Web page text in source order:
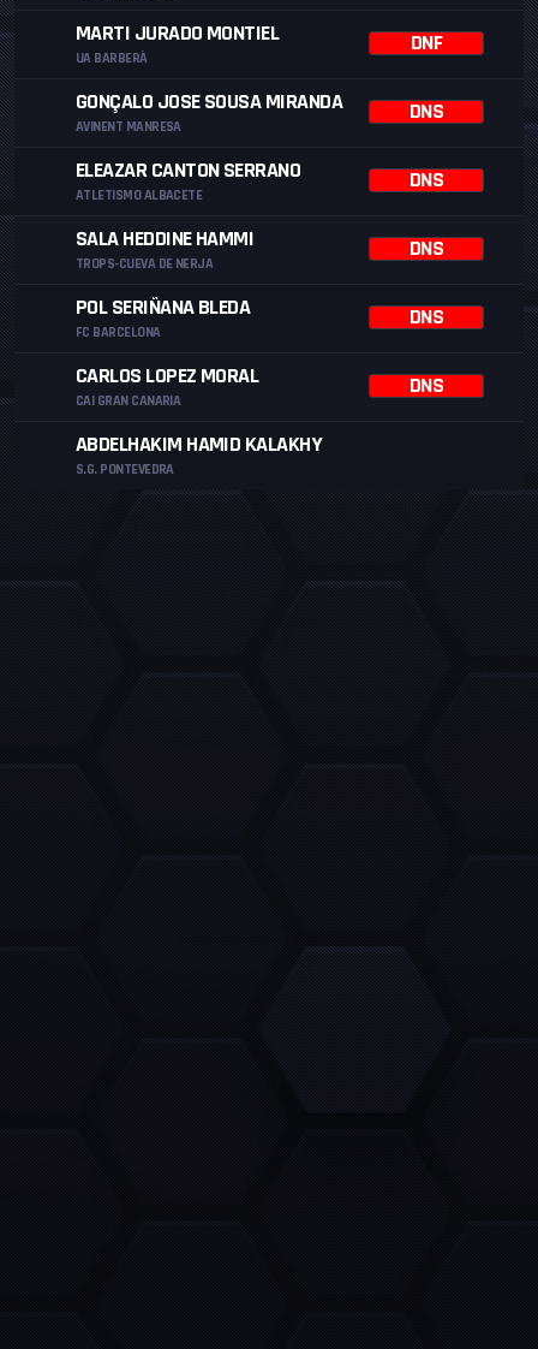
MARTI JURADO MONTIEL
UA BARBERÀ
DNF
GONÇALO JOSE SOUSA MIRANDA
AVINENT MANRESA
DNS
ELEAZAR CANTON SERRANO
ATLETISMO ALBACETE
DNS
SALA HEDDINE HAMMI
TROPS-CUEVA DE NERJA
DNS
POL SERIÑANA BLEDA
FC BARCELONA
DNS
CARLOS LOPEZ MORAL
CAI GRAN CANARIA
DNS
ABDELHAKIM HAMID KALAKHY
S.G. PONTEVEDRA